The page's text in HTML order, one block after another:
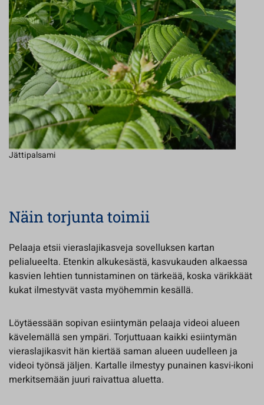
Jättipalsami
Näin torjunta toimii
Pelaaja etsii vieraslajikasveja sovelluksen kartan
pelialueelta. Etenkin alkukesästä, kasvukauden alkaessa
kasvien lehtien tunnistaminen on tärkeää, koska värikkäät
kukat ilmestyvät vasta myöhemmin kesällä.
Löytäessään sopivan esiintymän pelaaja videoi alueen
kävelemällä sen ympäri. Torjuttuaan kaikki esiintymän
vieraslajikasvit hän kiertää saman alueen uudelleen ja
videoi työnsä jäljen. Kartalle ilmestyy punainen kasvi-ikoni
merkitsemään juuri raivattua aluetta.